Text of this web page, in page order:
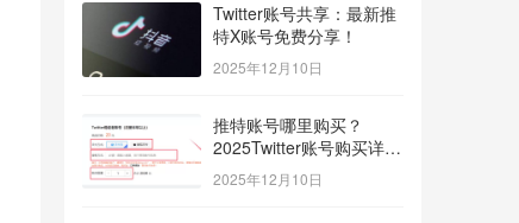
Twitter账号共享：最新推
特X账号免费分享！
2025年12月10日
推特账号哪里购买？
2025Twitter账号购买详细
指南！
2025年12月10日